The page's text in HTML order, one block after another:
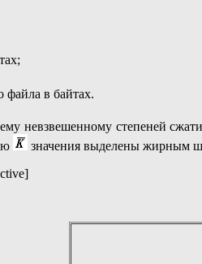
файла в байтах.
невзвешенному степеней
значения выделены жирным